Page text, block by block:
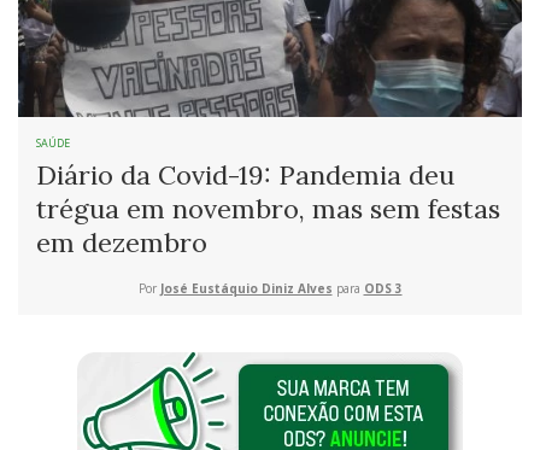
SAÚDE
Diário da Covid-19: Pandemia deu
trégua em novembro, mas sem festas
em dezembro
Por José Eustáquio Diniz Alves para ODS 3